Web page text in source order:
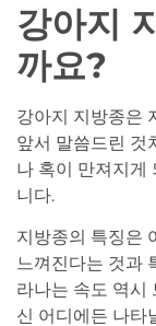
강아지
까요?
강아지 지방종은
앞서 말씀드린 것
나 혹이 만져지게
니다.
지방종의 특징은
느껴진다는 것과
라나는 속도 역시
신 어디에든 나타